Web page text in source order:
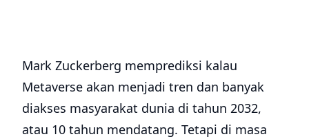
Mark Zuckerberg memprediksi kalau
Metaverse akan menjadi tren dan banyak
diakses masyarakat dunia di tahun 2032,
atau 10 tahun mendatang. Tetapi di masa